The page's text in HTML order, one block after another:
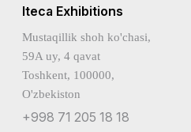
Iteca Exhibitions
Mustaqillik shoh ko'chasi,
59A uy, 4 qavat
Toshkent, 100000,
O'zbekiston
+998 71 205 18 18